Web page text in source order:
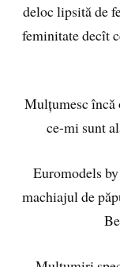
deloc lipsită de
feminitate decît
Mulțumesc încă
ce-mi sunt
Euromodels
machiajul de